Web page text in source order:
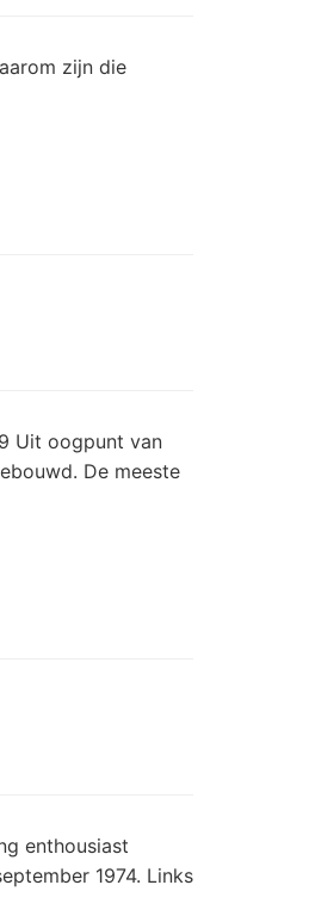
zijn die
Uit oogpunt van
De meeste
enthousiast
1974. Links